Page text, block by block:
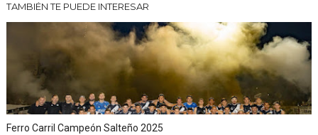
TAMBIÉN TE PUEDE INTERESAR
Ferro Carril Campeón Salteño 2025